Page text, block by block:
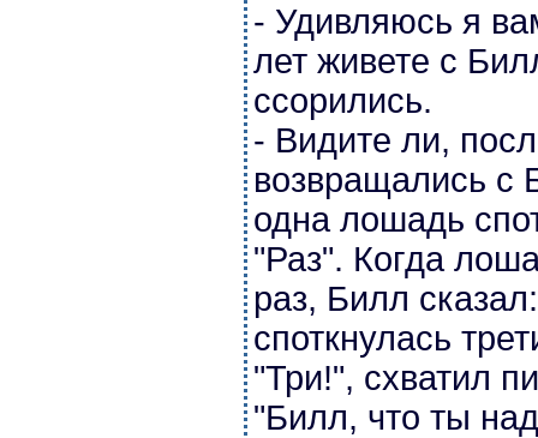
- Удивляюсь я
лет живете с
ссорились.
- Видите ли,
возвращались с
одна лошадь
"Раз". Когда
раз, Билл
споткнулась
"Три!", схватил
"Билл, что ты